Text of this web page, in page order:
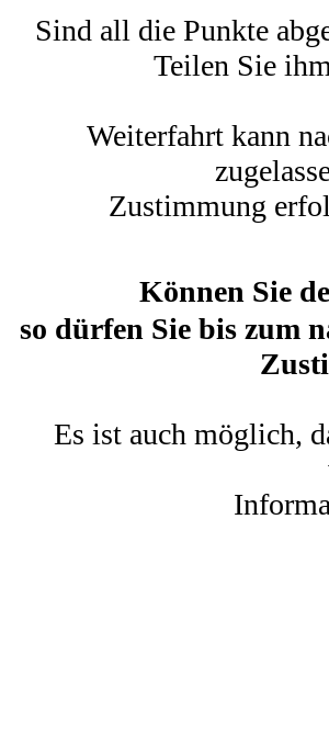
Sind all die Punkte
Teilen Sie
Weiterfahrt kann
Zustimmung
Können Sie
so dürfen Sie bis zum
Es ist auch möglich,